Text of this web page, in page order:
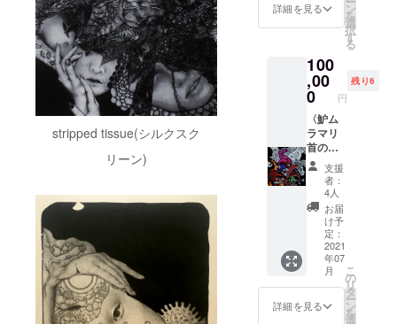
stripped tissue(シルクスク
リーン)
となり
い。
分が無
プルで
す。こ
ちらも
作品が
完成次
第、随
時アッ
プさせ
ていた
だきま
す。
りしま
す。今
回のク
ファン
ディン
グ限定
のもの
として
シリア
ルナン
バー入
りです
(こちら
のコー
スにご
支援し
ていた
だいた
方の人
数がそ
のまま
限定数
詳細を見る ン
を
選
択
す
る
100
,00
0 円
残り6
〈魲ム
ラマリ
首の作
品〉※限
定10点
購入者
にお題
的にタ
イトル
をご考
案いた
だき、
そのタ
イトル
からイ
支援
者：
4人
お届
け予
定：
2021
年07
月
詳細を見る
こ
の
リ
タ
ー
ン
を
選